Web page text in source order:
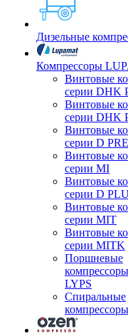
Дизельные
Компрессоры
Винтовые
серии DHK
Винтовые
серии DHK
Винтовые
серии D
Винтовые
серии MI
Винтовые
серии D
Винтовые
серии MIT
Винтовые
серии MITK
Поршневые
LYPS
Спиральные